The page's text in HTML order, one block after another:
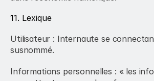
11. Lexique
Utilisateur : Internaute se
susnommé.
Informations personnelles : « les